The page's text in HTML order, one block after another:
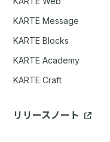
KARTE Message
KARTE Blocks
KARTE Academy
KARTE Craft
リリースノート